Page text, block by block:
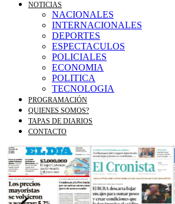
NOTICIAS
NACIONALES
INTERNACIONALES
DEPORTES
ESPECTACULOS
POLICIALES
ECONOMIA
POLITICA
TECNOLOGIA
PROGRAMACIÓN
QUIENES SOMOS?
TAPAS DE DIARIOS
CONTACTO